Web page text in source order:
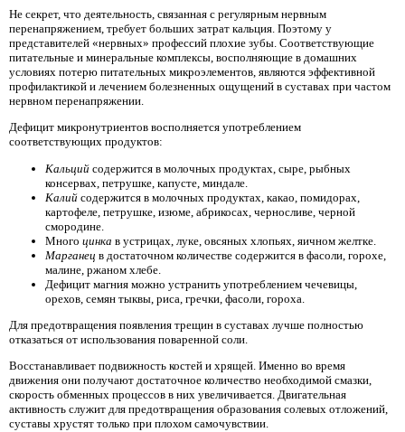
Не секрет, что деятельность, связанная с регулярным нервным
перенапряжением, требует больших затрат кальция. Поэтому у
представителей «нервных» профессий плохие зубы. Соответствующие
питательные и минеральные комплексы, восполняющие в домашних
условиях потерю питательных микроэлементов, являются эффективной
профилактикой и лечением болезненных ощущений в суставах при частом
нервном перенапряжении.
Дефицит микронутриентов восполняется употреблением
соответствующих продуктов:
Кальций содержится в молочных продуктах, сыре, рыбных
консервах, петрушке, капусте, миндале.
Калий содержится в молочных продуктах, какао, помидорах,
картофеле, петрушке, изюме, абрикосах, черносливе, черной
смородине.
Много цинка в устрицах, луке, овсяных хлопьях, яичном желтке.
Марганец в достаточном количестве содержится в фасоли, горохе,
малине, ржаном хлебе.
Дефицит магния можно устранить употреблением чечевицы,
орехов, семян тыквы, риса, гречки, фасоли, гороха.
Для предотвращения появления трещин в суставах лучше полностью
отказаться от использования поваренной соли.
Восстанавливает подвижность костей и хрящей. Именно во время
движения они получают достаточное количество необходимой смазки,
скорость обменных процессов в них увеличивается. Двигательная
активность служит для предотвращения образования солевых отложений,
суставы хрустят только при плохом самочувствии.